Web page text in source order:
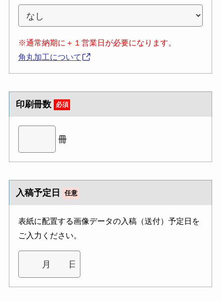
※通常納期に＋１営業日が必要になります。
角丸加工について
印刷冊数 必須
冊
入稿予定日 任意
表紙に配置する画像データの入稿（送付）予定日を
ご入力ください。